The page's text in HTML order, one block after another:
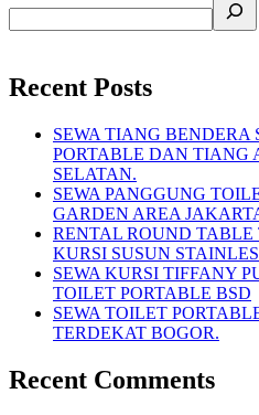
Recent Posts
SEWA TIANG BENDERA
PORTABLE DAN TIANG
SELATAN.
SEWA PANGGUNG
GARDEN AREA
RENTAL ROUND
KURSI SUSUN
SEWA KURSI TIFFANY
TOILET PORTABLE BSD
SEWA TOILET
TERDEKAT BOGOR.
Recent Comments